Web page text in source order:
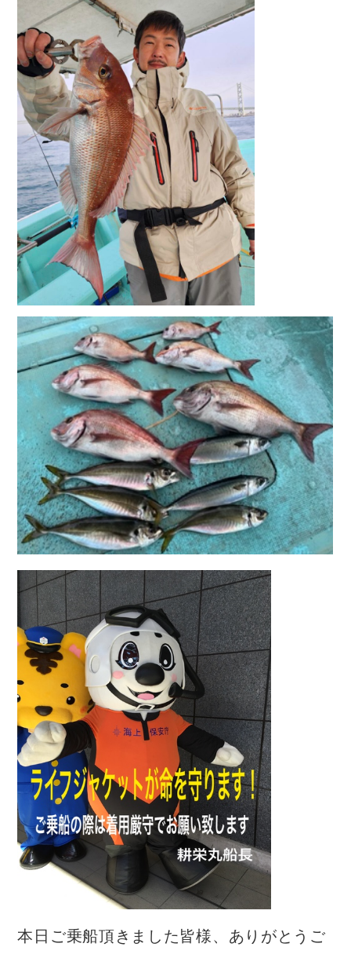
本日ご乗船頂きました皆様、ありがとうご